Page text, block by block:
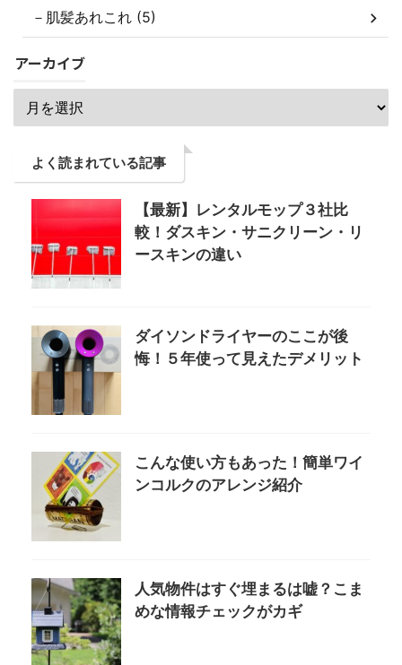
－肌髪あれこれ (5)
アーカイブ
よく読まれている記事
【最新】レンタルモップ３社比
較！ダスキン・サニクリーン・リ
ースキンの違い
ダイソンドライヤーのここが後
悔！５年使って見えたデメリット
こんな使い方もあった！簡単ワイ
ンコルクのアレンジ紹介
人気物件はすぐ埋まるは嘘？こま
めな情報チェックがカギ